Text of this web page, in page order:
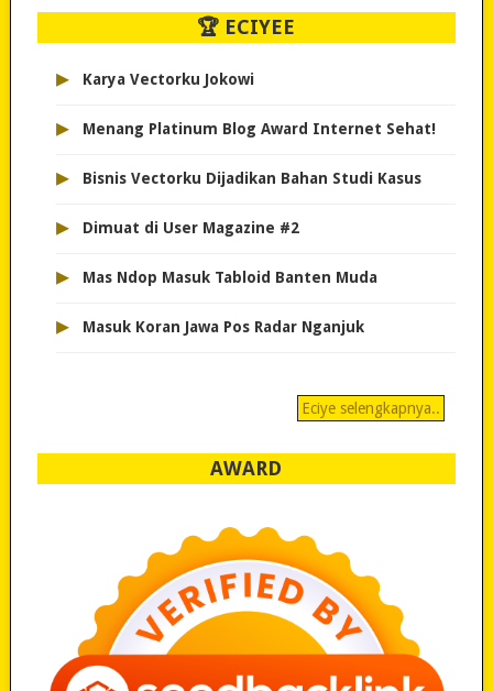
🏆 ECIYEE
▸ Karya Vectorku Jokowi
▸ Menang Platinum Blog Award Internet Sehat!
▸ Bisnis Vectorku Dijadikan Bahan Studi Kasus
▸ Dimuat di User Magazine #2
▸ Mas Ndop Masuk Tabloid Banten Muda
▸ Masuk Koran Jawa Pos Radar Nganjuk
Eciye selengkapnya..
AWARD